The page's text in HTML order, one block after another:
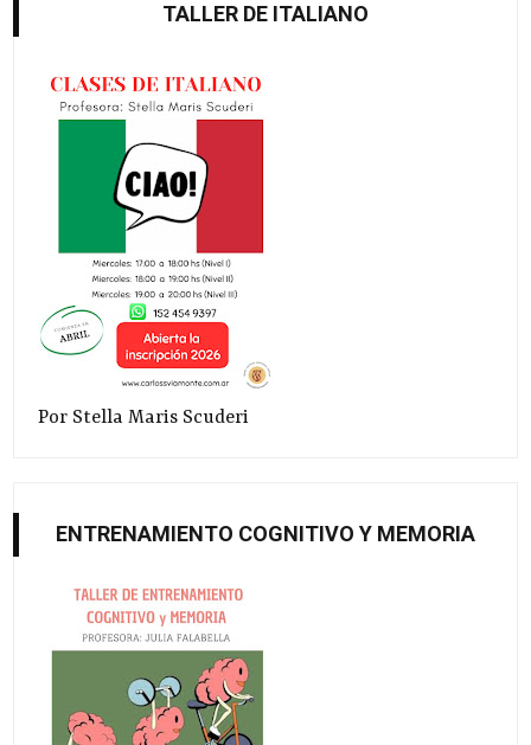
TALLER DE ITALIANO
Por Stella Maris Scuderi
ENTRENAMIENTO COGNITIVO Y MEMORIA